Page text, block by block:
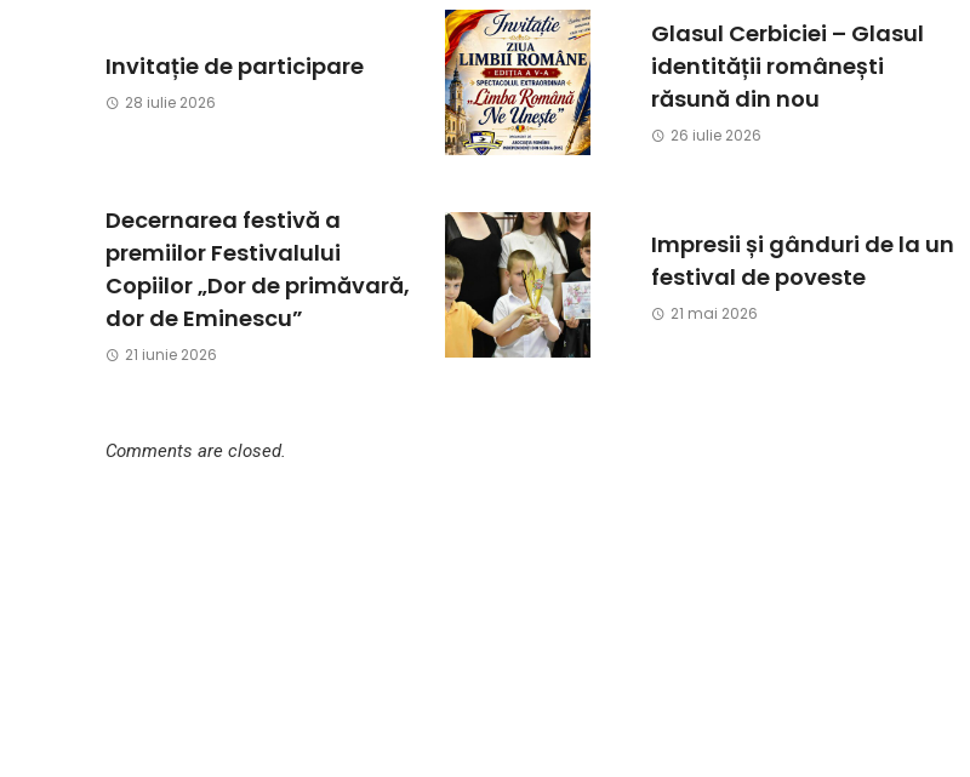
Invitație de participare
28 iulie 2026
Glasul Cerbiciei – Glasul
identității românești
răsună din nou
26 iulie 2026
Decernarea festivă a
premiilor Festivalului
Copiilor „Dor de primăvară,
dor de Eminescu”
21 iunie 2026
Impresii și gânduri de la un
festival de poveste
21 mai 2026
Comments are closed.